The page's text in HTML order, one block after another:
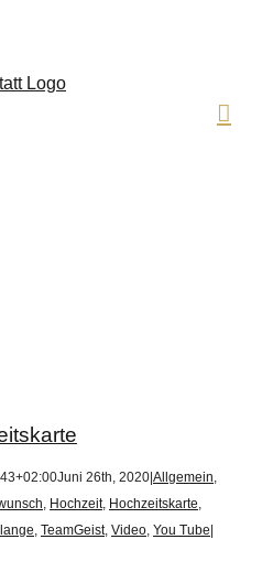
Juni 26th, 2020 Allgemein,
, Hochzeit, Hochzeitskarte,
, TeamGeist, Video, You Tube